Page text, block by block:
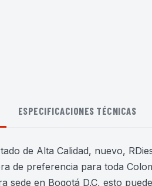
ESPECIFICACIONES TÉCNICAS
de Alta Calidad, nuevo,
de preferencia para toda
sede en Bogotá D.C, esto